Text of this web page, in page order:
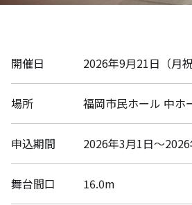
開催日 2026年9月21日（月祝
場所 福岡市民ホール 中ホ
申込期間 2026年3月1日〜
舞台間口 16.0m